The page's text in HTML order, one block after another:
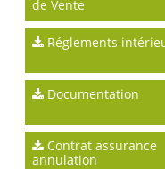
de Vente
Réglements
Documentation
Contrat assurance
annulation